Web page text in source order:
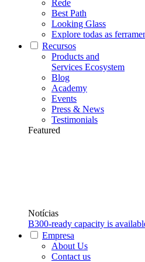
Rede
Best Path
Looking Glass
Explore todas as
Recursos
Products and
Services Ecosystem
Blog
Academy
Events
Press & News
Testimonials
Featured
Notícias
B300-ready capacity is
Empresa
About Us
Contact us